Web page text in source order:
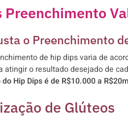
Preenchimento
o Preenchimento
de hip dips varia de
atingir o resultado desejado de
Hip Dips é de R$10.000 a
de Glúteos